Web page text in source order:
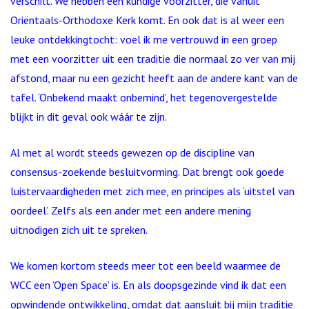
Oriëntaals-Orthodoxe Kerk komt. En ook dat is al weer een
leuke ontdekkingtocht: voel ik me vertrouwd in een groep
met een voorzitter uit een traditie die normaal zo ver van mij
afstond, maar nu een gezicht heeft aan de andere kant van de
tafel. ‘Onbekend maakt onbemind’, het tegenovergestelde
blijkt in dit geval ook wáár te zijn.
Al met al wordt steeds gewezen op de discipline van
consensus-zoekende besluitvorming. Dat brengt ook goede
luistervaardigheden met zich mee, en principes als ‘uitstel van
oordeel’. Zelfs als een ander met een andere mening
uitnodigen zich uit te spreken.
We komen kortom steeds meer tot een beeld waarmee de
WCC een ‘Open Space’ is. En als doopsgezinde vind ik dat een
opwindende ontwikkeling, omdat dat aansluit bij mijn traditie